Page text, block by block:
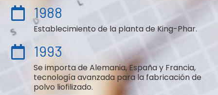
1988
Establecimiento de la planta de King-Phar.
1993
Se importa de Alemania, España y Francia,
tecnología avanzada para la fabricación de
polvo liofilizado.